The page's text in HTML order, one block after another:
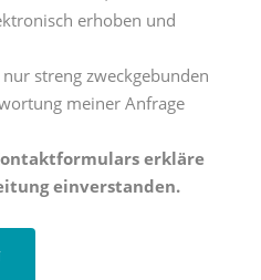
erhoben und
streng zweckgebunden
meiner Anfrage
erkläre
einverstanden.